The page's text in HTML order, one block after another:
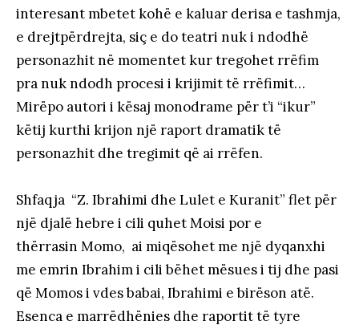
interesant mbetet kohë e kaluar derisa e tashmja,
e drejtpërdrejta, siç e do teatri nuk i ndodhë
personazhit në momentet kur tregohet rrëfim
pra nuk ndodh procesi i krijimit të rrëfimit…
Mirëpo autori i kësaj monodrame për t’i “ikur”
këtij kurthi krijon një raport dramatik të
personazhit dhe tregimit që ai rrëfen.
Shfaqja “Z. Ibrahimi dhe Lulet e Kuranit” flet për
një djalë hebre i cili quhet Moisi por e
thërrasin Momo, ai miqësohet me një dyqanxhi
me emrin Ibrahim i cili bëhet mësues i tij dhe pasi
që Momos i vdes babai, Ibrahimi e birëson atë.
Esenca e marrëdhënies dhe raportit të tyre